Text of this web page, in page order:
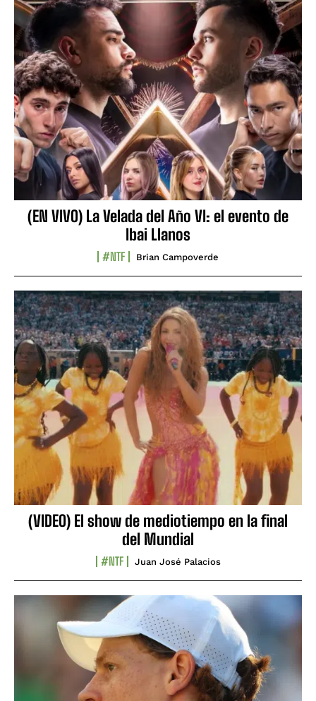
(EN VIVO) La Velada del Año VI: el evento de
Ibai Llanos
#NTF Brian Campoverde
(VIDEO) El show de mediotiempo en la final
del Mundial
#NTF Juan José Palacios